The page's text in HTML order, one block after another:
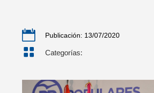
 Publicación: 13/07/2020
 Categorías: